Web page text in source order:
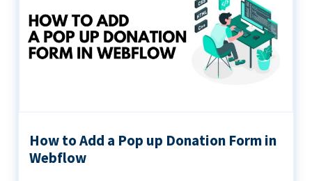
How to Add a Pop up Donation Form in
Webflow